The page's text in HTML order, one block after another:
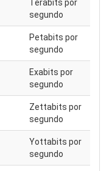
Terabits por
segundo
Petabits por
segundo
Exabits por
segundo
Zettabits por
segundo
Yottabits por
segundo